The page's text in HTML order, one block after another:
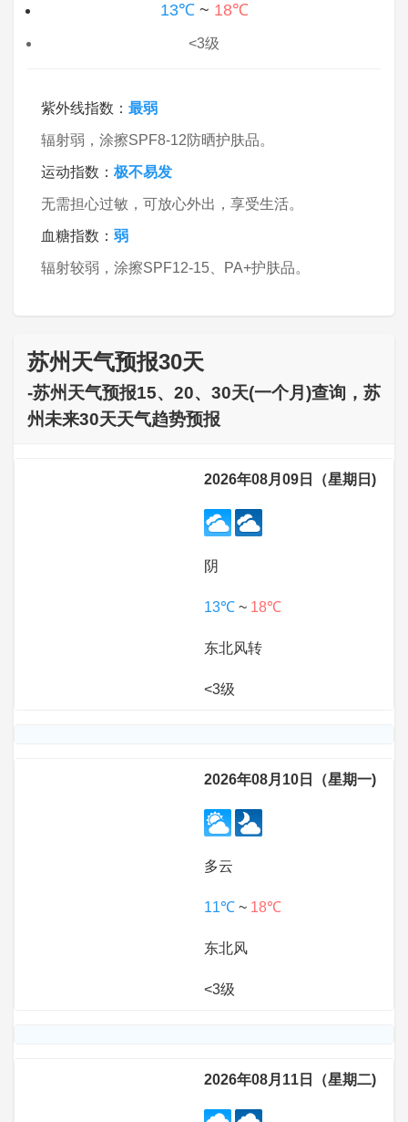
13℃~ 18℃
<3级
紫外线指数： 最弱
辐射弱，涂擦SPF8-12防晒护肤品。
运动指数： 极不易发
无需担心过敏，可放心外出，享受生活。
血糖指数： 弱
辐射较弱，涂擦SPF12-15、PA+护肤品。
苏州天气预报30天
-苏州天气预报15、20、30天(一个月)查询，苏
州未来30天天气趋势预报
2026年08月09日（星期日)
阴
13℃ ~ 18℃
东北风转
<3级
2026年08月10日（星期一)
多云
11℃ ~ 18℃
东北风
<3级
2026年08月11日（星期二)